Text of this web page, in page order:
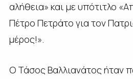
αλήθεια» και με υπότιτλο
Πέτρο Πετράτο για τον
μέρος!».
Ο Τάσος Βαλλιανάτος ήταν